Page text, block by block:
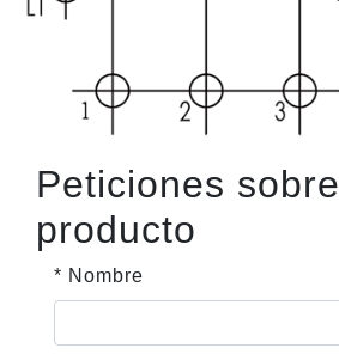
Peticiones sobre
producto
* Nombre